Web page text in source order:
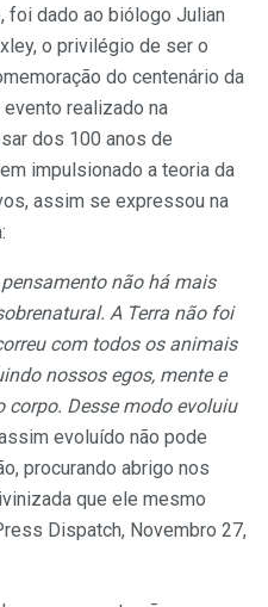
foi dado ao biólogo Julian
o privilégio de ser o
do centenário da
re­alizado na
dos 100 anos de
impulsionado a teoria da
assim se expressou na
não há mais
A Terra não foi
com todos os animais
nossos egos, mente e
cor­po. Desse modo evoluiu
evoluído não pode
procurando abrigo nos
que ele mesmo
Dispatch, Novembro 27,